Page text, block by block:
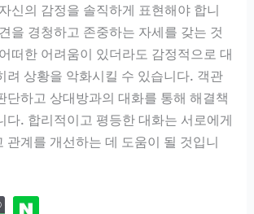
신의 감정을 솔직하게 표현해야 합니
을 경청하고 존중하는 자세를 갖는 것
떠한 어려움이 있더라도 감정적으로 대
려 상황을 악화시킬 수 있습니다. 객관
단하고 상대방과의 대화를 통해 해결책
다. 합리적이고 평등한 대화는 서로에게
관계를 개선하는 데 도움이 될 것입니